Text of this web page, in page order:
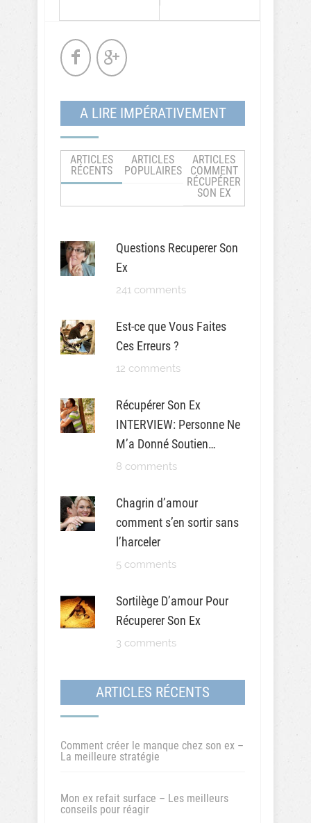
A LIRE IMPÉRATIVEMENT
ARTICLES
RÉCENTS
ARTICLES
POPULAIRES
ARTICLES
COMMENT
RÉCUPÉRER
SON EX
Questions Recuperer Son
Ex
241 comments
Est-ce que Vous Faites
Ces Erreurs ?
12 comments
Récupérer Son Ex
INTERVIEW: Personne Ne
M’a Donné Soutien…
8 comments
Chagrin d’amour
comment s’en sortir sans
l’harceler
5 comments
Sortilège D’amour Pour
Récuperer Son Ex
3 comments
ARTICLES RÉCENTS
Comment créer le manque chez son ex –
La meilleure stratégie
Mon ex refait surface – Les meilleurs
conseils pour réagir